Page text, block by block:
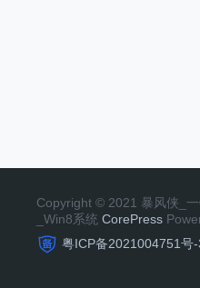
Copyright © 2021 暴风侠_
_Win8系统 CorePress
粤ICP备2021004751号-